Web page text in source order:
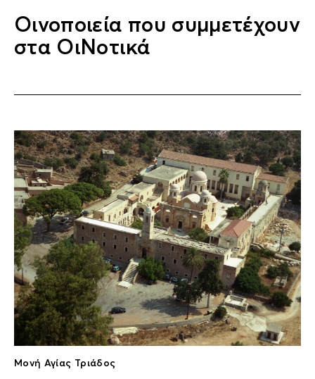
Οινοποιεία που συμμετέχουν
στα ΟιΝοτικά
Μονή Αγίας Τριάδος